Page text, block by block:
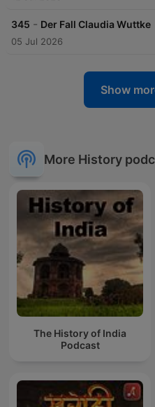
345 - Der Fall Claudia Wuttke
05 Jul 2026
Show
More History
The History of India
Podcast